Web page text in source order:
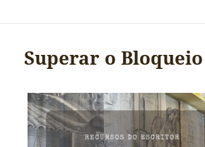
Superar o